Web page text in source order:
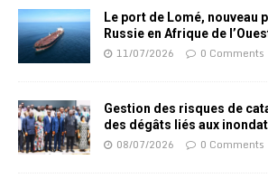
Le port de Lomé, nouveau
Russie en Afrique de
11/07/2026 0 Comments
Gestion des risques de
des dégâts liés aux
08/07/2026 0 Comments